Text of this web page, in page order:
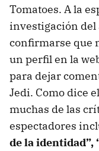
Tomatoes. A la
investigación del
confirmarse que
un perfil en la
para dejar
Jedi. Como dice
muchas de las
espectadores
de la identidad”,